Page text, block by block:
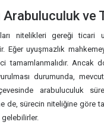
ve
nitelikleri gereği ticari
Eğer uyuşmazlık
tamamlanmalıdır. Ancak
durumunda,
arabuluculuk
de, sürecin niteliğine göre
gelebilirler.